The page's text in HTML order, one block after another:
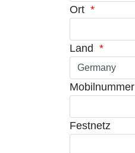
Ort *
Land *
Mobilnummer
Festnetz